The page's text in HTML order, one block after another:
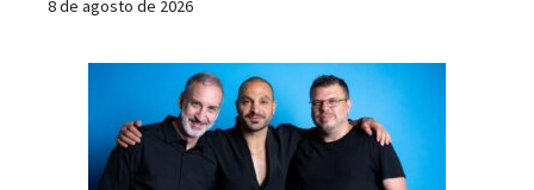
8 de agosto de 2026